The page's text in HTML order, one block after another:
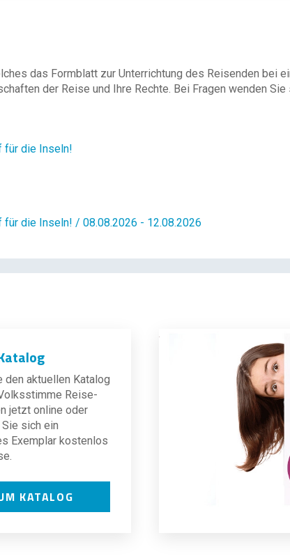
das Formblatt zur Unterrichtung des Reisenden bei
der Reise und Ihre Rechte. Bei Fragen wenden
für die Inseln!
die Inseln! / 08.08.2026 - 12.08.2026
den aktuellen Katalog
Reise-
jetzt online oder
sich ein
Exemplar kostenlos
KATALOG